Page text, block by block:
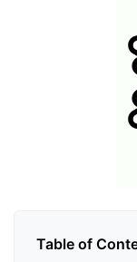
Table of